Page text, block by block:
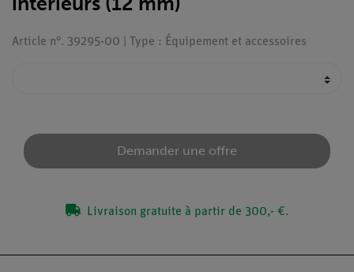
Article n°. 39295-00 | Type : Équipement et accessoires
Demander une offre
Livraison gratuite à partir de 300,- €.